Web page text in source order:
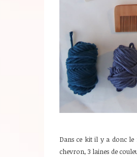
Dans ce kit il y a donc le
chevron, 3 laines de